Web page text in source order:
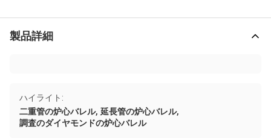
製品詳細
ハイライト:
二重管の炉心バレル, 延長管の炉心バレル,
調査のダイヤモンドの炉心バレル